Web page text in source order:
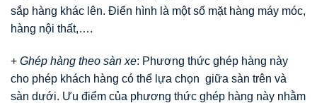
sắp hàng khác lên. Điển hình là một số mặt hàng máy móc,
hàng nội thất,….
+ Ghép hàng theo sàn xe: Phương thức ghép hàng này
cho phép khách hàng có thể lựa chọn giữa sàn trên và
sàn dưới. Ưu điểm của phương thức ghép hàng này nhằm